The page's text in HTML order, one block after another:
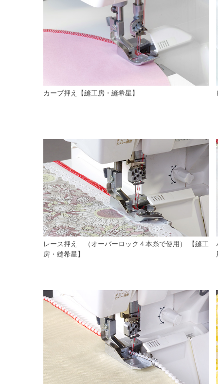
カーブ押え【縫工房・縫希星】
レース押え （オーバーロック４本糸で使用） 【縫工
房・縫希星】